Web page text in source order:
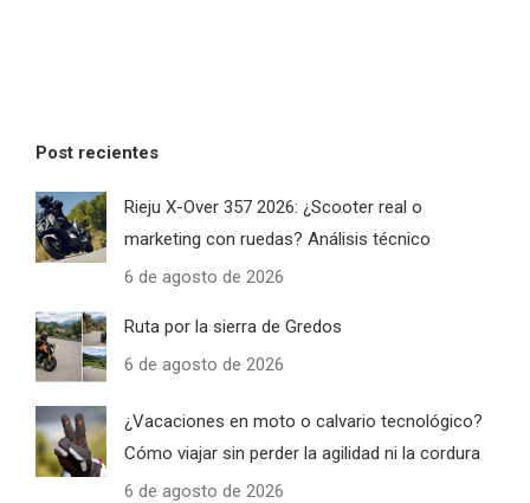
Post recientes
Rieju X-Over 357 2026: ¿Scooter real o
marketing con ruedas? Análisis técnico
6 de agosto de 2026
Ruta por la sierra de Gredos
6 de agosto de 2026
¿Vacaciones en moto o calvario tecnológico?
Cómo viajar sin perder la agilidad ni la cordura
6 de agosto de 2026